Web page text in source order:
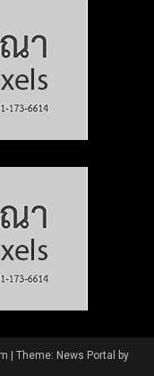
Theme: News Portal by